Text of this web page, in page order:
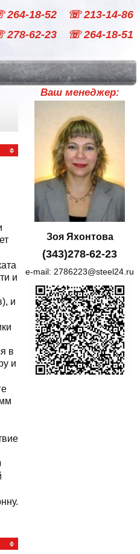
264-18-52
☏ 213-14-86
278-62-23
☏ 264-18-51
и
и
в
и
Ваш менеджер:
Зоя Яхонтова
(343)278-62-23
e-mail: 2786223@steel24.ru